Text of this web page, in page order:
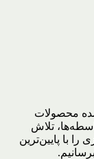
محصولات
تلاش
را با پایین‌ترین